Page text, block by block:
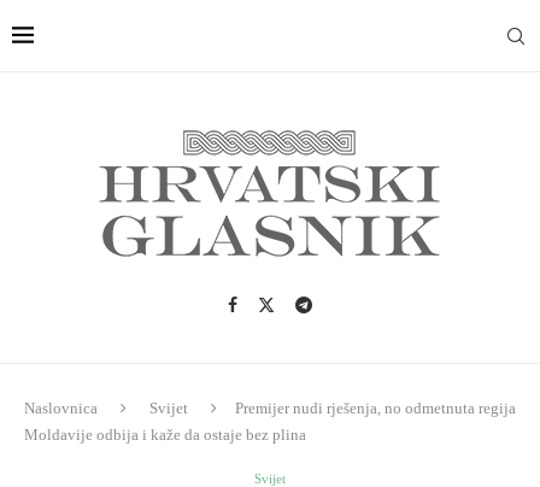
Naslovnica Svijet
Premijer nudi rješenja, no odmetnuta regija
Moldavije odbija i kaže da ostaje bez plina
Svijet